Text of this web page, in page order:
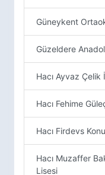
Güneykent
Güzeldere
Hacı Ayvaz Çelik
Hacı Fehime
Hacı Firdevs
Hacı Muzaffer
Lisesi